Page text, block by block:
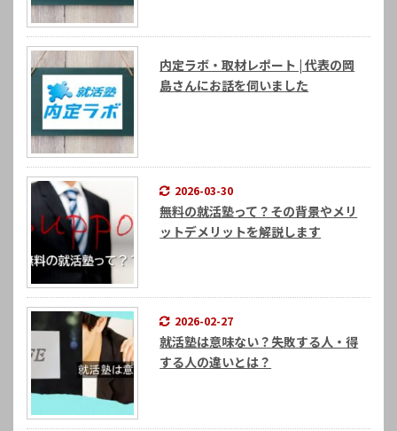
内定ラボ・取材レポート | 代表の岡
島さんにお話を伺いました
2026-03-30
無料の就活塾って？その背景やメリ
ットデメリットを解説します
2026-02-27
就活塾は意味ない？失敗する人・得
する人の違いとは？